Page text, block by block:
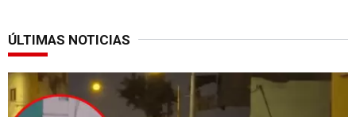
ÚLTIMAS NOTICIAS